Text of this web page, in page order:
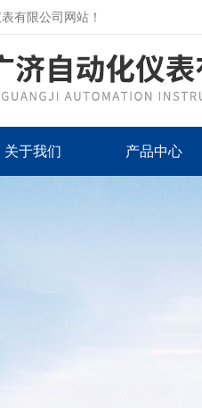
有限公司网站！
关于我们 产品中心